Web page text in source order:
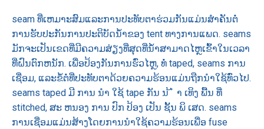
seam ທີ່ເຫມາະສົມແລະການປະທັບຕາຮ່ວມກັນແມ່ນສໍາຄັນຕໍ່
ການຮັບປະກັນການປະຕິບັດນ້ໍາຂອງ tent ທາງການແພດ. seams
ມັກຈະເປັນເຂດທີ່ມີຄວາມສ່ຽງທີ່ສຸດທີ່ນ້ໍາສາມາດໄຫຼເຂົ້າໃນເວລາ
ທີ່ຝົນຕົກຫນັກ. ເພື່ອປ້ອງກັນການຮົ່ວໄຫຼ, ທໍ່ taped, seams ການ
ເຊື່ອມ, ແລະຂໍ້ຕໍ່ທີ່ປະທັບຕາດ້ວຍຄວາມຮ້ອນແມ່ນຖືກນໍາໃຊ້ທົ່ວໄປ.
seams taped ມີ ການ ນໍາ ໃຊ້ tape ກັນ ນ ້ ໍ າ ເທິງ ພື້ນ ທີ່
stitched, ສະ ຫນອງ ການ ປົກ ປ້ອງ ເປັນ ຊັ້ນ ພິ ເສດ. seams
ການເຊື່ອມແມ່ນສ້າງໂດຍການນໍາໃຊ້ຄວາມຮ້ອນເພື່ອ fuse